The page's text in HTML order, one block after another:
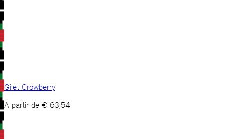
Gilet Crowberry
A partir de € 63,54